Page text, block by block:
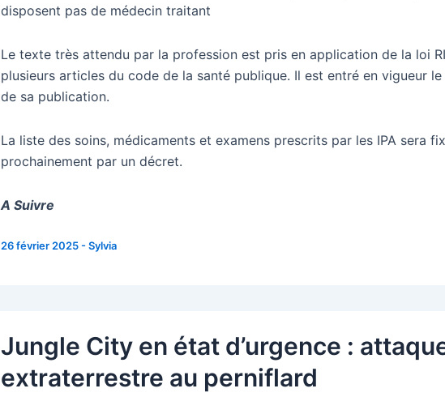
disposent pas de médecin traitant
Le texte très attendu par la profession est pris en application de la loi
plusieurs articles du code de la santé publique. Il est entré en vigueur le
de sa publication.
La liste des soins, médicaments et examens prescrits par les IPA sera
prochainement par un décret.
A Suivre
26 février 2025-Sylvia
Jungle City en état d’urgence :
extraterrestre au perniflard